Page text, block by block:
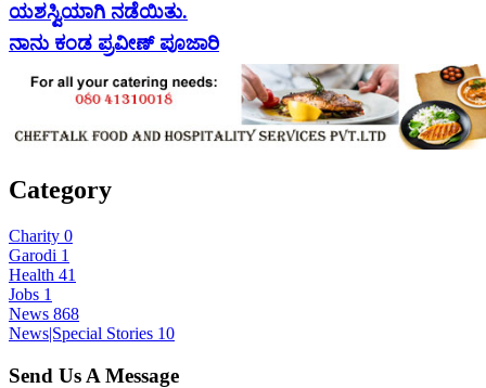
ಯಶಸ್ವಿಯಾಗಿ ನಡೆಯಿತು.
ನಾನು ಕಂಡ ಪ್ರವೀಣ್ ಪೂಜಾರಿ
Category
Charity 0
Garodi 1
Health 41
Jobs 1
News 868
News|Special Stories 10
Send Us A Message